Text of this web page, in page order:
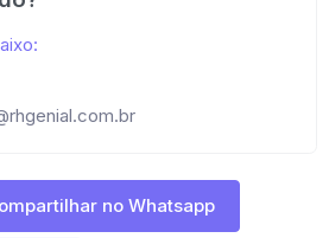
no Whatsapp